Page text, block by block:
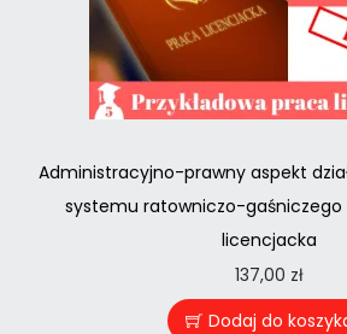
Administracyjno-prawny aspekt
systemu ratowniczo-gaśniczego
licencjacka
137,00 zł
Dodaj do